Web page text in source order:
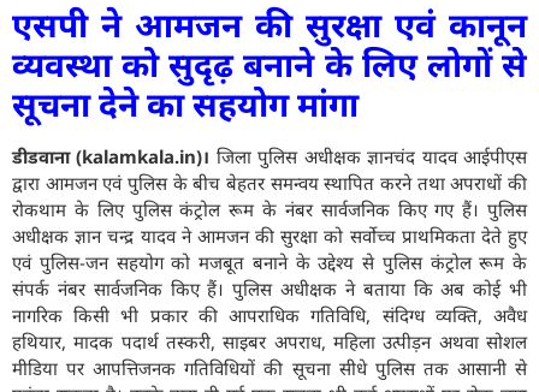
एसपी ने आमजन की सुरक्षा एवं कानून
व्यवस्था को सुदृढ़ बनाने के लिए लोगों से
सूचना देने का सहयोग मांगा
डीडवाना (kalamkala.in)। जिला पुलिस अधीक्षक ज्ञानचंद यादव आईपीएस
द्वारा आमजन एवं पुलिस के बीच बेहतर समन्वय स्थापित करने तथा अपराधों की
रोकथाम के लिए पुलिस कंट्रोल रूम के नंबर सार्वजनिक किए गए हैं। पुलिस
अधीक्षक ज्ञान चन्द्र यादव ने आमजन की सुरक्षा को सर्वाेच्च प्राथमिकता देते हुए
एवं पुलिस-जन सहयोग को मजबूत बनाने के उद्देश्य से पुलिस कंट्रोल रूम के
संपर्क नंबर सार्वजनिक किए हैं। पुलिस अधीक्षक ने बताया कि अब कोई भी
नागरिक किसी भी प्रकार की आपराधिक गतिविधि, संदिग्ध व्यक्ति, अवैध
हथियार, मादक पदार्थ तस्करी, साइबर अपराध, महिला उत्पीड़न अथवा सोशल
मीडिया पर आपत्तिजनक गतिविधियों की सूचना सीधे पुलिस तक आसानी से